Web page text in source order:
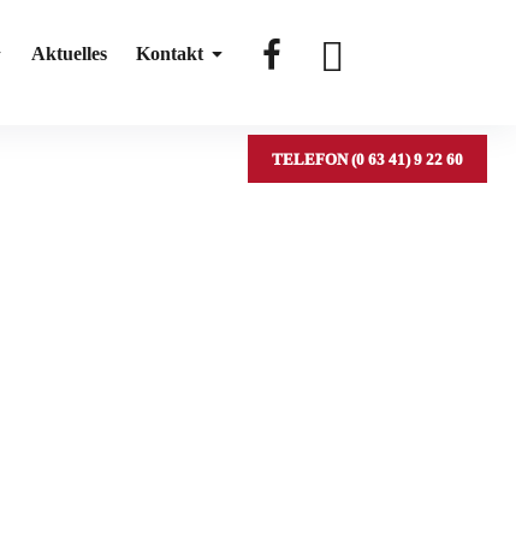
Aktuelles Kontakt
TELEFON (0 63 41) 9 22 60